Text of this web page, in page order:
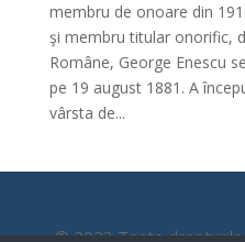
membru de onoare din
şi membru titular onorific,
Române, George Enescu
pe 19 august 1881. A
vârsta de...
© 2023 Toate